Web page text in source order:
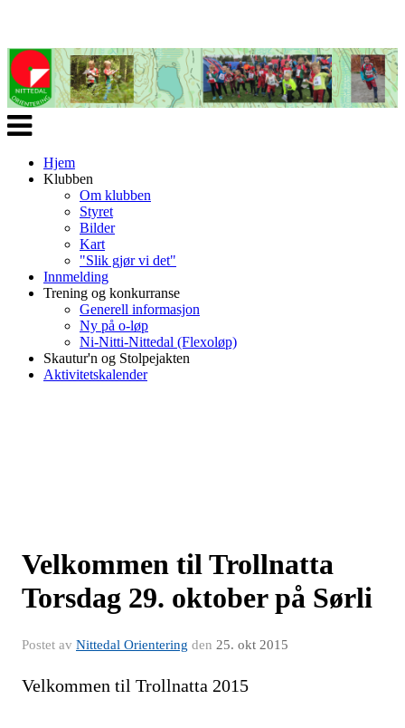
Veksle
navigasjon
Hjem
Klubben
Om klubben
Styret
Bilder
Kart
"Slik gjør vi det"
Innmelding
Trening og konkurranse
Generell informasjon
Ny på o-løp
Ni-Nitti-Nittedal (Flexoløp)
Skautur'n og Stolpejakten
Aktivitetskalender
Velkommen til Trollnatta
Torsdag 29. oktober på Sørli
Postet av Nittedal Orientering den 25. okt 2015
Velkommen til Trollnatta 2015